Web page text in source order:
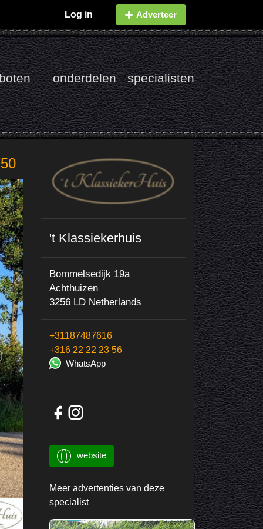
Log in Adverteer
onderdelen specialisten
't Klassiekerhuis
Bommelsedijk 19a
Achthuizen
3256 LD Netherlands
+31187487616
+316 22 22 23 56
WhatsApp
website
Meer advertenties van deze
specialist